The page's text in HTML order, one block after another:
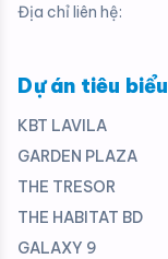
Địa chỉ liên hệ:
Dự án tiêu biểu
KBT LAVILA
GARDEN PLAZA
THE TRESOR
THE HABITAT BD
GALAXY 9